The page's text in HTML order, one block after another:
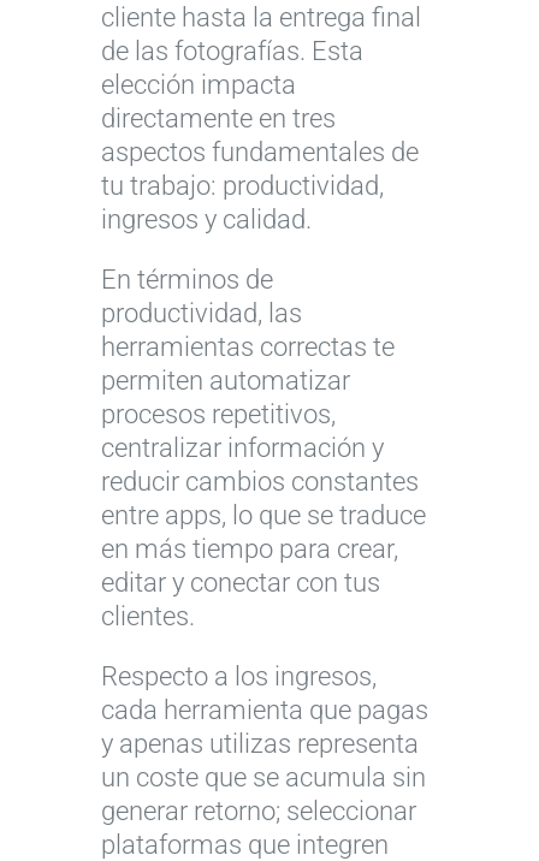
cliente hasta la entrega final
de las fotografías. Esta
elección impacta
directamente en tres
aspectos fundamentales de
tu trabajo: productividad,
ingresos y calidad.
En términos de
productividad, las
herramientas correctas te
permiten automatizar
procesos repetitivos,
centralizar información y
reducir cambios constantes
entre apps, lo que se traduce
en más tiempo para crear,
editar y conectar con tus
clientes.
Respecto a los ingresos,
cada herramienta que pagas
y apenas utilizas representa
un coste que se acumula sin
generar retorno; seleccionar
plataformas que integren